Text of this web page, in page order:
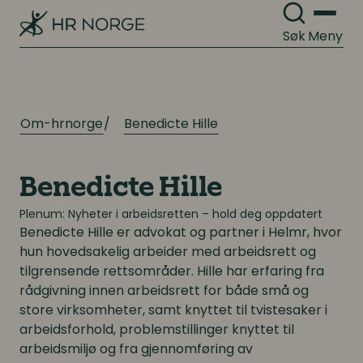
SøkMeny
Om-hrnorge Benedicte Hille
Benedicte Hille
Plenum: Nyheter i arbeidsretten – hold deg oppdatert
Benedicte Hille er advokat og partner i Helmr, hvor
hun hovedsakelig arbeider med arbeidsrett og
tilgrensende rettsområder. Hille har erfaring fra
rådgivning innen arbeidsrett for både små og
store virksomheter, samt knyttet til tvistesaker i
arbeidsforhold, problemstillinger knyttet til
arbeidsmiljø og fra gjennomføring av